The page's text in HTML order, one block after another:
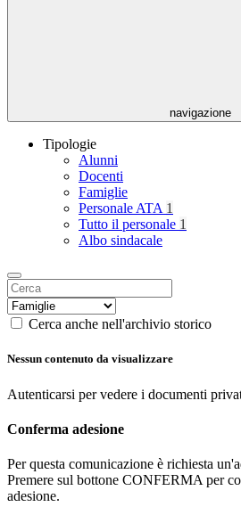
navigazione
Tipologie
Alunni
Docenti
Famiglie
Personale ATA 1
Tutto il personale 1
Albo sindacale
Cerca anche nell'archivio storico
Nessun contenuto da visualizzare
Autenticarsi per vedere i documenti
Conferma adesione
Per questa comunicazione è richiesta
Premere sul bottone CONFERMA per
adesione.